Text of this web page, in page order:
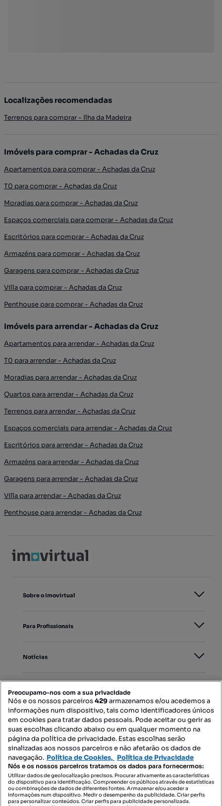
Localizações recomendadas
Terrenos para comprar - Ilha da Madeira
Imóveis para comprar - Achadas da Cruz
Apartamentos para comprar - Achadas da Cruz
T0 para comprar - Achadas da Cruz
Moradias para comprar - Achadas da Cruz
Espaços comerciais para comprar - Achadas da Cruz
Escritórios para comprar - Achadas da Cruz
Armazéns para comprar - Achadas da Cruz
Garagens para comprar - Achadas da Cruz
Villa para comprar - Achadas da Cruz
Penthouse para comprar - Achadas da Cruz
Imóveis para arrendar - Achadas da Cruz
Apartamentos para arrendar - Achadas da Cruz
T0 para arrendar - Achadas da Cruz
Moradias para arrendar - Achadas da Cruz
Quartos para arrendar - Achadas da Cruz
Terrenos para arrendar - Achadas da Cruz
Espaços comerciais para arrendar - Achadas da Cruz
Escritórios para arrendar - Achadas da Cruz
Armazéns para arrendar - Achadas da Cruz
Garagens para arrendar - Achadas da Cruz
Villa para arrendar - Achadas da Cruz
Penthouse para arrendar - Achadas da Cruz
Sobre o Imovirtual
Para Profissionais
Notícias
Mapa do Site
Contacte-nos
SIGA-NOS:
Preocupamo-nos com a sua privacidade
Nós e os nossos parceiros429armazenamos e/ou acedemos a
informações num dispositivo, tais como identificadores únicos
em cookies para tratar dados pessoais. Pode aceitar ou gerir as
suas escolhas clicando abaixo ou em qualquer momento na
página da política de privacidade. Estas escolhas serão
sinalizadas aos nossos parceiros e não afetarão os dados de
navegação. Política de Cookies, Política de Privacidade
Nós e os nossos parceiros tratamos os dados para fornecermos:
Utilizar dados de geolocalização precisos. Procurar ativamente as características
do dispositivo para identificação. Compreender os públicos através de estatísticas
ou combinações de dados de diferentes fontes. Armazenar e/ou aceder a
informações num dispositivo. Medir o desempenho da publicidade. Criar perfis
para personalizar conteúdos. Criar perfis para publicidade personalizada.